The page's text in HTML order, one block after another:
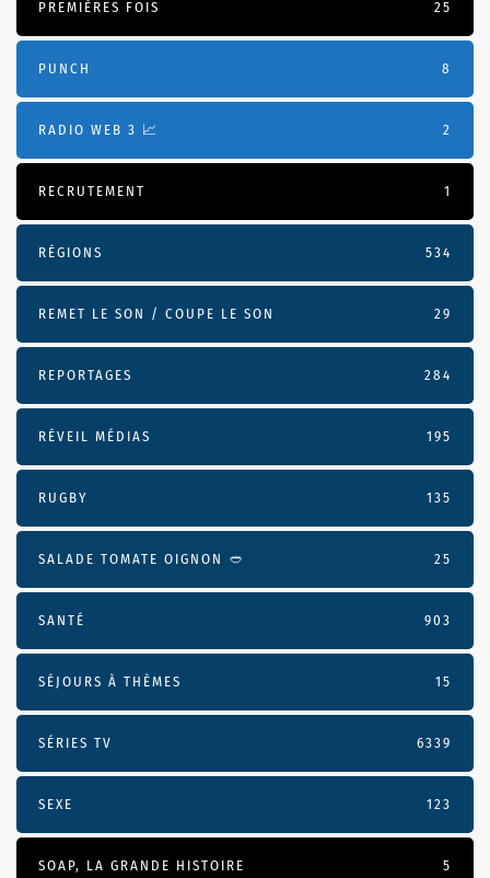
PREMIÈRES FOIS 25
PUNCH 8
RADIO WEB 3 📈 2
RECRUTEMENT 1
RÉGIONS 534
REMET LE SON / COUPE LE SON 29
REPORTAGES 284
RÉVEIL MÉDIAS 195
RUGBY 135
SALADE TOMATE OIGNON 🥙 25
SANTÉ 903
SÉJOURS À THÈMES 15
SÉRIES TV 6339
SEXE 123
SOAP, LA GRANDE HISTOIRE 5